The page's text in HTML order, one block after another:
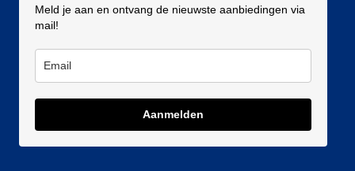
Meld je aan en ontvang de nieuwste aanbiedingen via
mail!
Aanmelden